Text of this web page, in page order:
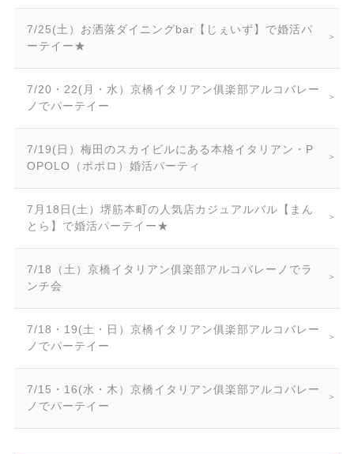
7/25(土）お洒落ダイニングbar【じぇいず】で婚活パ
ーテイー★
7/20・22(月・水）京橋イタリアン俱楽部アルコバレー
ノでパーテイー
7/19(日）梅田のスカイビルにある本格イタリアン・P
OPOLO（ポポロ）婚活パーティ
7月18日(土）堺筋本町の人気店カジュアルバル【まん
とら】で婚活パーテイー★
7/18（土）京橋イタリアン俱楽部アルコバレーノでラ
ンチ会
7/18・19(土・日）京橋イタリアン俱楽部アルコバレー
ノでパーテイー
7/15・16(水・木）京橋イタリアン俱楽部アルコバレー
ノでパーテイー